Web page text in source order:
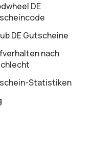
DE
DE Gutscheine
nach
Statistiken